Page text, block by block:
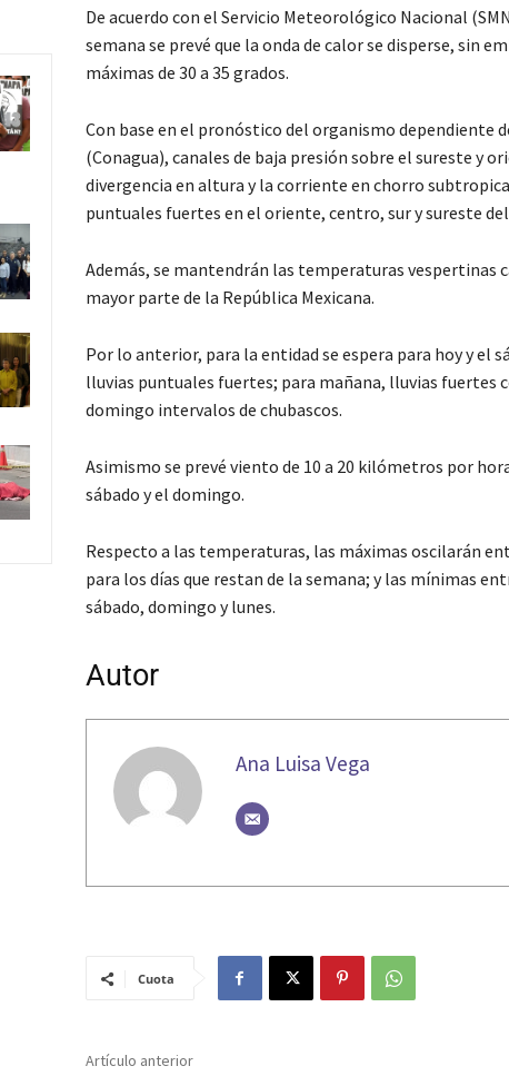
De acuerdo con el Servicio Meteorológico Nacional
semana se prevé que la onda de calor se disperse, sin
máximas de 30 a 35 grados.
Con base en el pronóstico del organismo dependiente
(Conagua), canales de baja presión sobre el sureste y
divergencia en altura y la corriente en chorro
puntuales fuertes en el oriente, centro, sur y sureste
Además, se mantendrán las temperaturas vespertinas
mayor parte de la República Mexicana.
Por lo anterior, para la entidad se espera para hoy y el
lluvias puntuales fuertes; para mañana, lluvias fuertes
domingo intervalos de chubascos.
Asimismo se prevé viento de 10 a 20 kilómetros por
sábado y el domingo.
Respecto a las temperaturas, las máximas oscilarán
para los días que restan de la semana; y las mínimas
sábado, domingo y lunes.
Autor
Ana Luisa Vega
Cuota
Artículo anterior